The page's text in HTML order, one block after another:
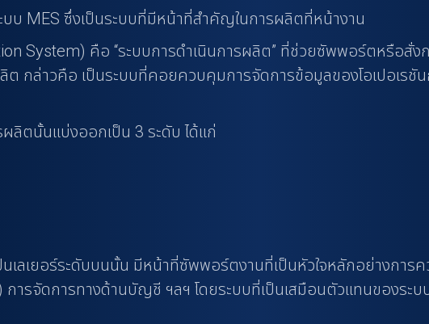
บบ MES ซึ่งเป็นระบบที่มีหน้าที่สำคัญในการผลิตที่หน้างาน
System) คือ “ระบบการดำเนินการผลิต” ที่ช่วยซัพพอร์ตหรือสั่ง
ต กล่าวคือ เป็นระบบที่คอยควบคุมการจัดการข้อมูลของโอเปอเร
ผลิตนั้นแบ่งออกเป็น 3 ระดับ ได้แก่
เลเยอร์ระดับบนนั้น มีหน้าที่ซัพพอร์ตงานที่เป็นหัวใจหลักอย่างกา
การจัดการทางด้านบัญชี ฯลฯ โดยระบบที่เป็นเสมือนตัวแทนของระ